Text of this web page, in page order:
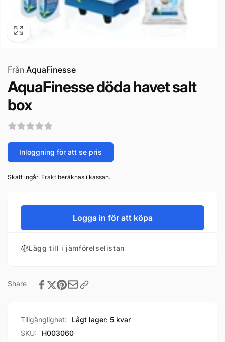
Från AquaFinesse
AquaFinesse döda havet salt
box
Inloggning för att se pris
Skatt ingår. Frakt beräknas i kassan.
Logga in för att köpa
Lägg till i jämförelselistan
Share
Tillgänglighet:
Lågt lager: 5 kvar
SKU:
H003060